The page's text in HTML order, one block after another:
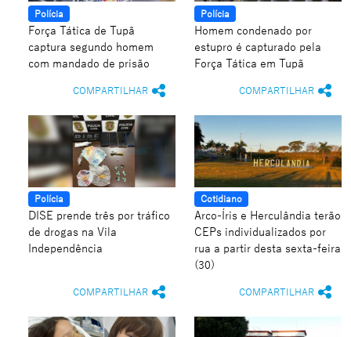
Polícia
Força Tática de Tupã
captura segundo homem
com mandado de prisão
COMPARTILHAR
Polícia
Homem condenado por
estupro é capturado pela
Força Tática em Tupã
COMPARTILHAR
Polícia
DISE prende três por tráfico
de drogas na Vila
Independência
COMPARTILHAR
Cotidiano
Arco-Íris e Herculândia terão
CEPs individualizados por
rua a partir desta sexta-feira
(30)
COMPARTILHAR